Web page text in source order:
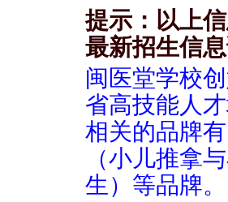
提示：以上
最新招生信
闽医堂学校
省高技能人
相关的品牌
（小儿推拿
生）等品牌。